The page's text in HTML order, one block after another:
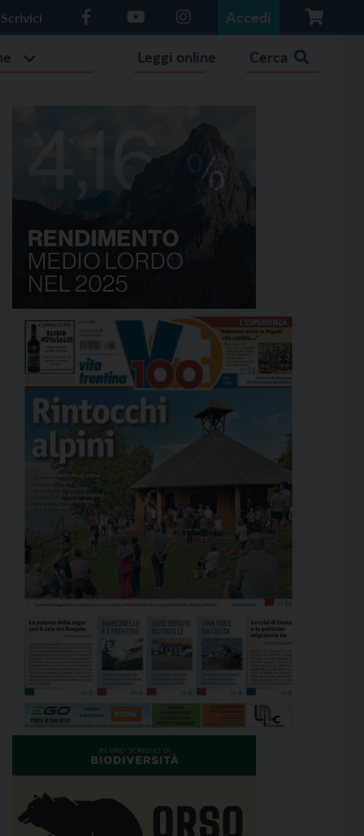
Scrivici Accedi
Leggi online Cerca